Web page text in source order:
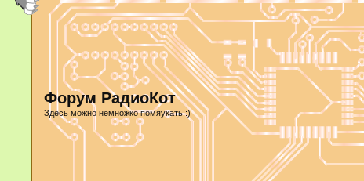
Форум РадиоКот
Здесь можно немножко помяукать :)